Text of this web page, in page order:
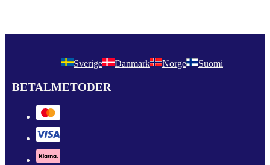
Sverige Danmark Norge Suomi
BETALMETODER